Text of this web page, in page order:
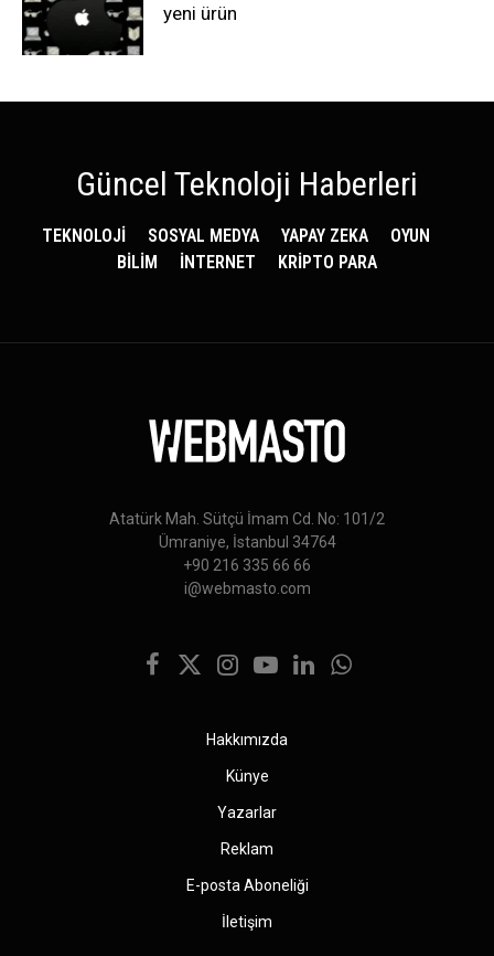
yeni ürün
Güncel Teknoloji Haberleri
TEKNOLOJİ SOSYAL MEDYA YAPAY ZEKA
OYUN
BİLİM
İNTERNET KRİPTO PARA
Atatürk Mah. Sütçü İmam Cd. No: 101/2
Ümraniye, İstanbul 34764
+90 216 335 66 66
i@webmasto.com
Facebook
X
Instagram
YouTubeLinkedInWhatsApp
Hakkımızda
Künye
Yazarlar
Reklam
E-posta Aboneliği
İletişim